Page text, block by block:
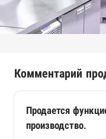
Комментарий
Продается
производство.